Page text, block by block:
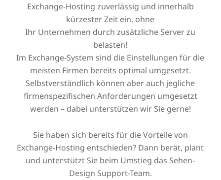
Exchange-Hosting zuverlässig und innerhalb
kürzester Zeit ein, ohne
Ihr Unternehmen durch zusätzliche Server zu
belasten!
Im Exchange-System sind die Einstellungen für die
meisten Firmen bereits optimal umgesetzt.
Selbstverständlich können aber auch jegliche
firmenspezifischen Anforderungen umgesetzt
werden – dabei unterstützen wir Sie gerne!
Sie haben sich bereits für die Vorteile von
Exchange-Hosting entschieden? Dann berät, plant
und unterstützt Sie beim Umstieg das Sehen-
Design Support-Team.